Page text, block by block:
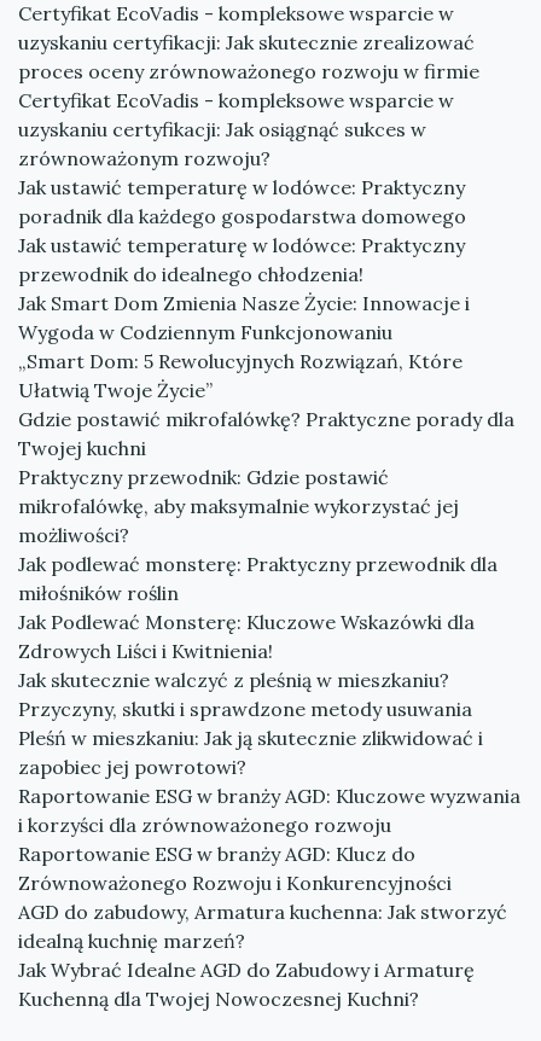
Certyfikat EcoVadis - kompleksowe wsparcie w
uzyskaniu certyfikacji: Jak skutecznie zrealizować
proces oceny zrównoważonego rozwoju w firmie
Certyfikat EcoVadis - kompleksowe wsparcie w
uzyskaniu certyfikacji: Jak osiągnąć sukces w
zrównoważonym rozwoju?
Jak ustawić temperaturę w lodówce: Praktyczny
poradnik dla każdego gospodarstwa domowego
Jak ustawić temperaturę w lodówce: Praktyczny
przewodnik do idealnego chłodzenia!
Jak Smart Dom Zmienia Nasze Życie: Innowacje i
Wygoda w Codziennym Funkcjonowaniu
„Smart Dom: 5 Rewolucyjnych Rozwiązań, Które
Ułatwią Twoje Życie”
Gdzie postawić mikrofalówkę? Praktyczne porady dla
Twojej kuchni
Praktyczny przewodnik: Gdzie postawić
mikrofalówkę, aby maksymalnie wykorzystać jej
możliwości?
Jak podlewać monsterę: Praktyczny przewodnik dla
miłośników roślin
Jak Podlewać Monsterę: Kluczowe Wskazówki dla
Zdrowych Liści i Kwitnienia!
Jak skutecznie walczyć z pleśnią w mieszkaniu?
Przyczyny, skutki i sprawdzone metody usuwania
Pleśń w mieszkaniu: Jak ją skutecznie zlikwidować i
zapobiec jej powrotowi?
Raportowanie ESG w branży AGD: Kluczowe wyzwania
i korzyści dla zrównoważonego rozwoju
Raportowanie ESG w branży AGD: Klucz do
Zrównoważonego Rozwoju i Konkurencyjności
AGD do zabudowy, Armatura kuchenna: Jak stworzyć
idealną kuchnię marzeń?
Jak Wybrać Idealne AGD do Zabudowy i Armaturę
Kuchenną dla Twojej Nowoczesnej Kuchni?